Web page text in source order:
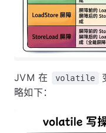
JVM 在 volatile
略如下：